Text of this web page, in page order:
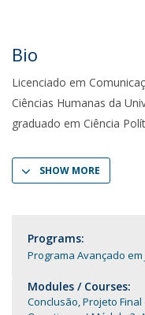
Bio
Licenciado em
Ciências Humanas da
graduado em Ciência
SHOW MORE
Programs:
Programa Avançado
Modules / Courses:
Conclusão, Projeto